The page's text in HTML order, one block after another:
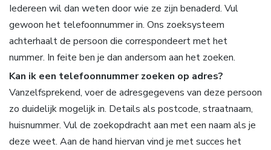
Iedereen wil dan weten door wie ze zijn benaderd. Vul
gewoon het telefoonnummer in. Ons zoeksysteem
achterhaalt de persoon die correspondeert met het
nummer. In feite ben je dan andersom aan het zoeken.
Kan ik een telefoonnummer zoeken op adres?
Vanzelfsprekend, voer de adresgegevens van deze persoon
zo duidelijk mogelijk in. Details als postcode, straatnaam,
huisnummer. Vul de zoekopdracht aan met een naam als je
deze weet. Aan de hand hiervan vind je met succes het